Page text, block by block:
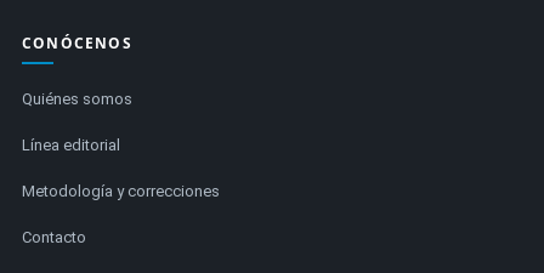
CONÓCENOS
Quiénes somos
Línea editorial
Metodología y correcciones
Contacto